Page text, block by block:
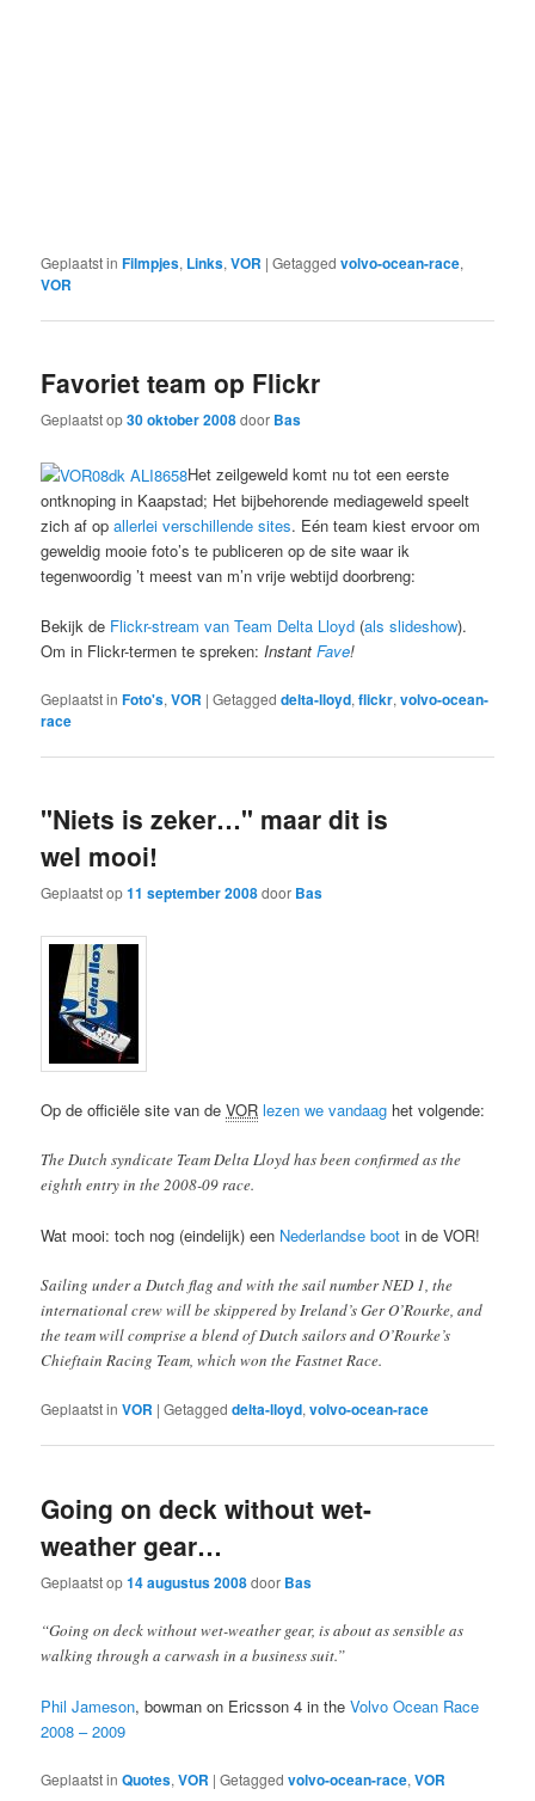
Geplaatst in Filmpjes, Links,VOR |Getagged volvo-ocean-race,
VOR
Favoriet team op Flickr
Geplaatst op30 oktober 2008door Bas
Het zeilgeweld komt nu tot een eerste
ontknoping in Kaapstad; Het bijbehorende mediageweld speelt
zich af opallerlei verschillende sites. Eén team kiest ervoor om
geweldig mooie foto’s te publiceren op de site waar ik
tegenwoordig ’t meest van m’n vrije webtijd doorbreng:
Bekijk de Flickr-stream van Team Delta Lloyd (als slideshow).
Om in Flickr-termen te spreken: InstantFave!
Geplaatst in Foto's,VOR |Getagged delta-lloyd,flickr,volvo-ocean-
race
"Niets is zeker…" maar dit is
wel mooi!
Geplaatst op11 september 2008door Bas
Op de officiële site van deVOR lezen we vandaag het volgende:
The Dutch syndicate Team Delta Lloyd has been confirmed as the
eighth entry in the 2008-09 race.
Wat mooi: toch nog (eindelijk) een Nederlandse boot in de VOR!
Sailing under a Dutch flag and with the sail number NED 1, the
international crew will be skippered by Ireland’s Ger O’Rourke, and
the team will comprise a blend of Dutch sailors and O’Rourke’s
Chieftain Racing Team, which won the Fastnet Race.
Geplaatst in VOR |Getagged delta-lloyd,volvo-ocean-race
Going on deck without wet-
weather gear…
Geplaatst op14 augustus 2008door Bas
“Going on deck without wet-weather gear, is about as sensible as
walking through a carwash in a business suit.”
Phil Jameson, bowman on Ericsson 4 in theVolvo Ocean Race
2008 – 2009
Geplaatst in Quotes,VOR |Getagged volvo-ocean-race,VOR